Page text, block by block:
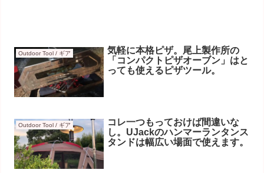
Outdoor Tool / ギア
気軽に本格ピザ。尾上製作所の
「コンパクトピザオーブン」はと
っても使えるピザツール。
Outdoor Tool / ギア
コレ一つもっておけば間違いな
し。UJackのハンマーランタンス
タンドは幅広い場面で使えます。